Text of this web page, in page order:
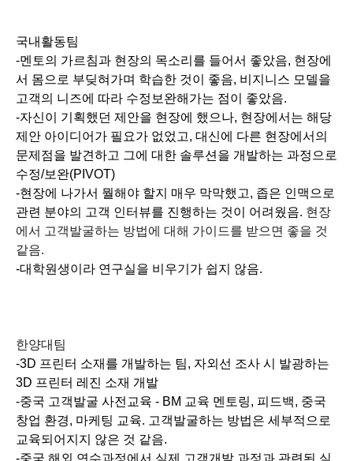
국내활동팀
-멘토의 가르침과 현장의 목소리를 들어서 좋았음, 현장에
서 몸으로 부딪혀가며 학습한 것이 좋음, 비지니스 모델을
고객의 니즈에 따라 수정보완해가는 점이 좋았음.
-자신이 기획했던 제안을 현장에 했으나, 현장에서는 해당
제안 아이디어가 필요가 없었고, 대신에 다른 현장에서의
문제점을 발견하고 그에 대한 솔루션을 개발하는 과정으로
수정/보완(PIVOT)
-현장에 나가서 뭘해야 할지 매우 막막했고, 좁은 인맥으로
관련 분야의 고객 인터뷰를 진행하는 것이 어려웠음. 현장
에서 고객발굴하는 방법에 대해 가이드를 받으면 좋을 것
같음.
-대학원생이라 연구실을 비우기가 쉽지 않음.
한양대팀
-3D 프린터 소재를 개발하는 팀, 자외선 조사 시 발광하는
3D 프린터 레진 소재 개발
-중국 고객발굴 사전교육 - BM 교육 멘토링, 피드백, 중국
창업 환경, 마케팅 교육. 고객발굴하는 방법은 세부적으로
교육되어지지 않은 것 같음.
-중국 해외 연수과정에서 실제 고객개발 과정과 관련된 실